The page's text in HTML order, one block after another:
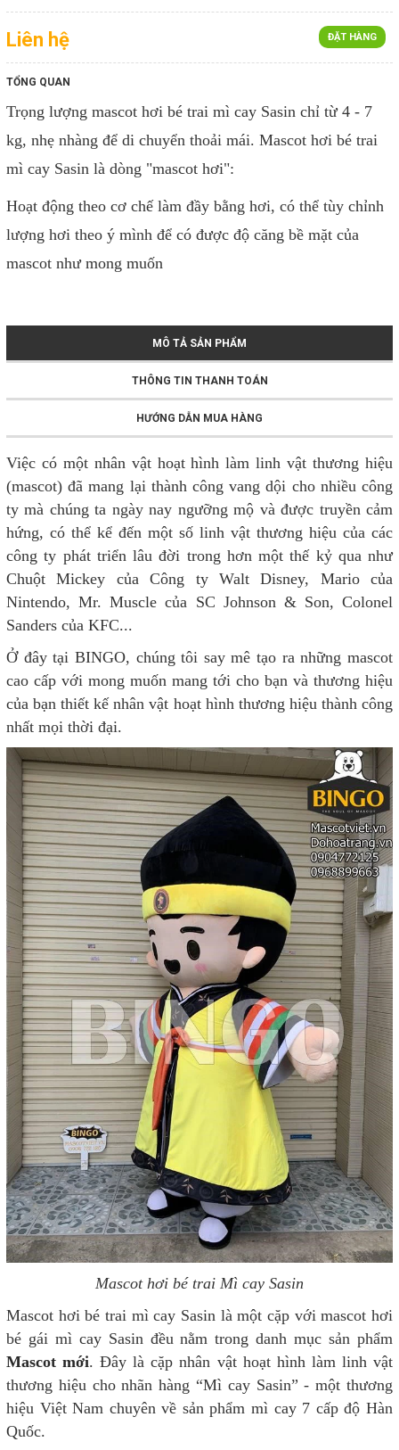
ĐẶT HÀNG
Liên hệ
TỔNG QUAN
Trọng lượng mascot hơi bé trai mì cay Sasin chỉ từ 4 - 7
kg, nhẹ nhàng để di chuyển thoải mái. Mascot hơi bé trai
mì cay Sasin là dòng "mascot hơi":
Hoạt động theo cơ chế làm đầy bằng hơi, có thể tùy chỉnh
lượng hơi theo ý mình để có được độ căng bề mặt của
mascot như mong muốn
MÔ TẢ SẢN PHẨM
THÔNG TIN THANH TOÁN
HƯỚNG DẪN MUA HÀNG
Việc có một nhân vật hoạt hình làm linh vật thương hiệu
(mascot) đã mang lại thành công vang dội cho nhiều công
ty mà chúng ta ngày nay ngưỡng mộ và được truyền cảm
hứng, có thể kể đến một số linh vật thương hiệu của các
công ty phát triển lâu đời trong hơn một thế kỷ qua như
Chuột Mickey của Công ty Walt Disney, Mario của
Nintendo, Mr. Muscle của SC Johnson & Son, Colonel
Sanders của KFC...
Ở đây tại BINGO, chúng tôi say mê tạo ra những mascot
cao cấp với mong muốn mang tới cho bạn và thương hiệu
của bạn thiết kế nhân vật hoạt hình thương hiệu thành công
nhất mọi thời đại.
Mascot hơi bé trai Mì cay Sasin
Mascot hơi bé trai mì cay Sasin là một cặp với mascot hơi
bé gái mì cay Sasin đều nằm trong danh mục sản phẩm
Mascot mới. Đây là cặp nhân vật hoạt hình làm linh vật
thương hiệu cho nhãn hàng “Mì cay Sasin” - một thương
hiệu Việt Nam chuyên về sản phẩm mì cay 7 cấp độ Hàn
Quốc.